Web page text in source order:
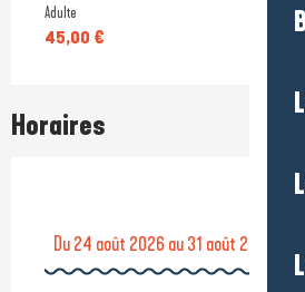
Adulte
45,00 €
Horaires
Du24 août 2026 au31 août 2026